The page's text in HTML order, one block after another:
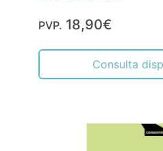
PVP. 18,90€
Consulta